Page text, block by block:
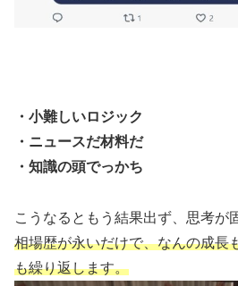
・小難しいロジック
・ニュースだ材料だ
・知識の頭でっかち
こうなるともう結果出ず、思考が
相場歴が永いだけで、なんの成長
も繰り返します。